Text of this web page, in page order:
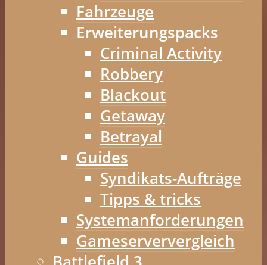
Fahrzeuge
Erweiterungspacks
Criminal Activity
Robbery
Blackout
Getaway
Betrayal
Guides
Syndikats-Aufträge
Tipps & tricks
Systemanforderungen
Gameserververgleich